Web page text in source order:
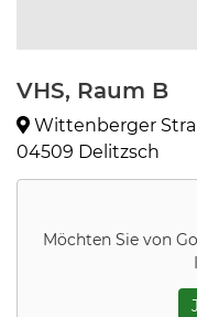
VHS, Raum B
Wittenberger
04509 Delitzsch
Möchten Sie von